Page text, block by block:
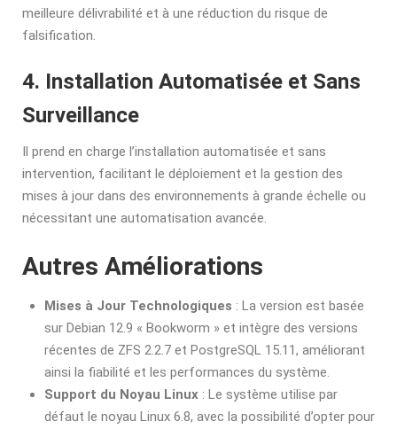
meilleure délivrabilité et à une réduction du risque de
falsification.
4. Installation Automatisée et Sans
Surveillance
Il prend en charge l’installation automatisée et sans
intervention, facilitant le déploiement et la gestion des
mises à jour dans des environnements à grande échelle ou
nécessitant une automatisation avancée.
Autres Améliorations
Mises à Jour Technologiques : La version est basée
sur Debian 12.9 « Bookworm » et intègre des versions
récentes de ZFS 2.2.7 et PostgreSQL 15.11, améliorant
ainsi la fiabilité et les performances du système.
Support du Noyau Linux : Le système utilise par
défaut le noyau Linux 6.8, avec la possibilité d’opter pour